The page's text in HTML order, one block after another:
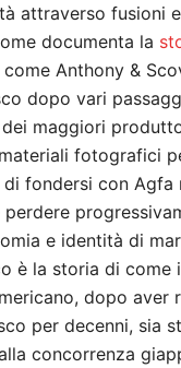
attraverso fusioni
documenta la
Anthony &
dopo vari
maggiori
fotografici
fondersi con Agfa
e identità di
è la storia di come
dopo aver
per decenni, sia
concorrenza